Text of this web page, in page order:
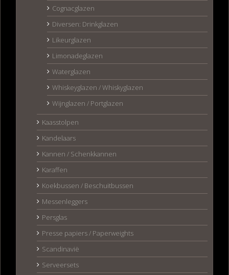
Cognacglazen
Diversen: Drinkglazen
Likeurglazen
Limonadeglazen
Waterglazen
Whiskeyglazen / Whiskyglazen
Wijnglazen / Portglazen
Kaasstolpen
Kandelaars
Kannen / Schenkkannen
Karaffen
Koekbussen / Beschuitbussen
Messenleggers
Persglas
Presse papiers / Paperweights
Scandinavië
Serveersets